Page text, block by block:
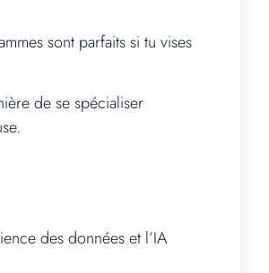
sont parfaits si tu vises
de se spécialiser
des données et l’IA